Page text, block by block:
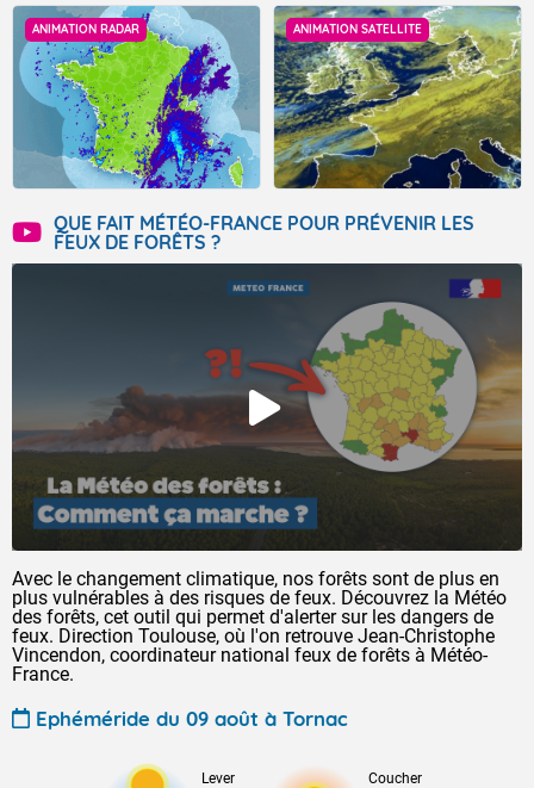
ANIMATION RADAR ANIMATION SATELLITE
QUE FAIT MÉTÉO-FRANCE POUR PRÉVENIR LES
FEUX DE FORÊTS ?
Avec le changement climatique, nos forêts sont de plus en
plus vulnérables à des risques de feux. Découvrez la Météo
des forêts, cet outil qui permet d'alerter sur les dangers de
feux. Direction Toulouse, où l'on retrouve Jean-Christophe
Vincendon, coordinateur national feux de forêts à Météo-
France.
Ephéméride du 09 août à Tornac
Lever Coucher